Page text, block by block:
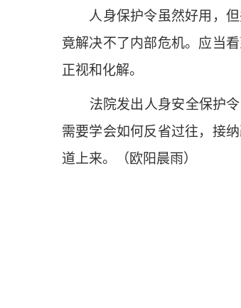
人身保护令虽然好用，但
竟解决不了内部危机。应当
正视和化解。
法院发出人身安全保护令
需要学会如何反省过往，接
道上来。（欧阳晨雨）